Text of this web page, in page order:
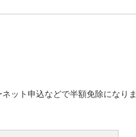
ット申込などで半額免除になり